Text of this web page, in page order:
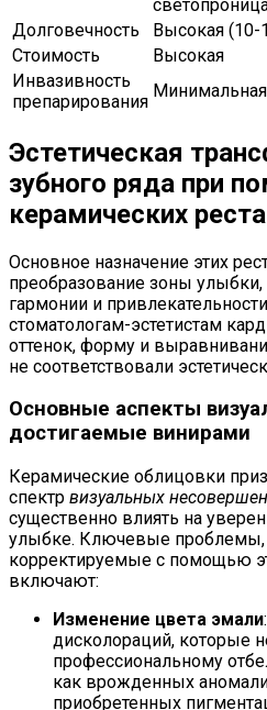
Долговечность
Высокая (10-
Стоимость
Высокая
Инвазивность
препарирования
Минимальная
Эстетическая
зубного ряда при
керамических
Основное назначение этих
преобразование зоны
гармонии и
стоматологам-эстетистам
оттенок, форму и
не соответствовали
Основные аспекты
достигаемые винирами
Керамические облицовки
спектр визуальных
существенно влиять на
улыбке. Ключевые
корректируемые с помощью
включают:
Изменение цвета эмали
дисколораций, которые
профессиональному
как врожденных
приобретенных